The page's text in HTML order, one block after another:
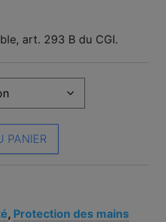
art. 293 B du CGI.
protection
PANIER
, Protection des mains